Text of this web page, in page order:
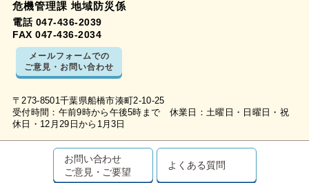
危機管理課 地域防災係
電話 047-436-2039
FAX 047-436-2034
メールフォームでの
ご意見・お問い合わせ
〒273-8501千葉県船橋市湊町2-10-25
受付時間：午前9時から午後5時まで 休業日：土曜日・日曜日・祝
休日・12月29日から1月3日
お問い合わせ
ご意見・ご要望
よくある質問